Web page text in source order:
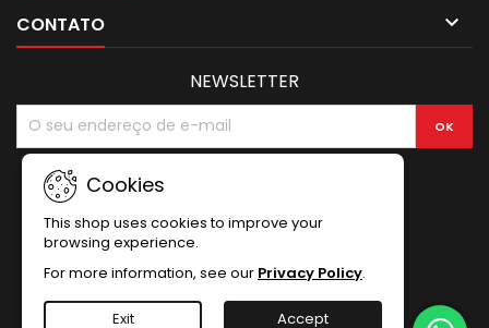
CONTATO 
Cookies
This shop uses cookies to improve your
browsing experience.
For more information, see our Privacy Policy.
Exit Accept
NEWSLETTER